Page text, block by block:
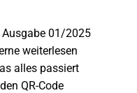
01/2025
weiterlesen
alles passiert
QR-Code